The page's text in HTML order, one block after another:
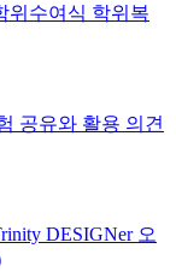
위수여식 학위복
공유와 활용 의견
DESIGNer 오